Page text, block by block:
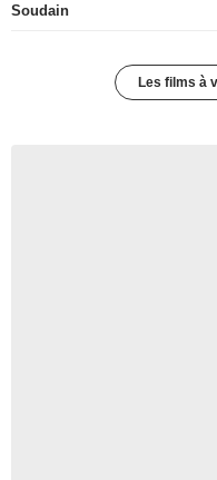
Soudain
Les films à